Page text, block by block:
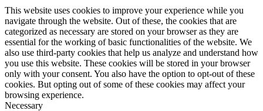
This website uses cookies to improve your experience while you
navigate through the website. Out of these, the cookies that are
categorized as necessary are stored on your browser as they are
essential for the working of basic functionalities of the website. We
also use third-party cookies that help us analyze and understand how
you use this website. These cookies will be stored in your browser
only with your consent. You also have the option to opt-out of these
cookies. But opting out of some of these cookies may affect your
browsing experience.
Necessary